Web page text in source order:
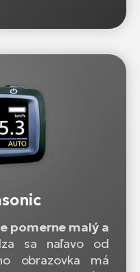
pomerne malý a
sa naľavo od
obrazovka má